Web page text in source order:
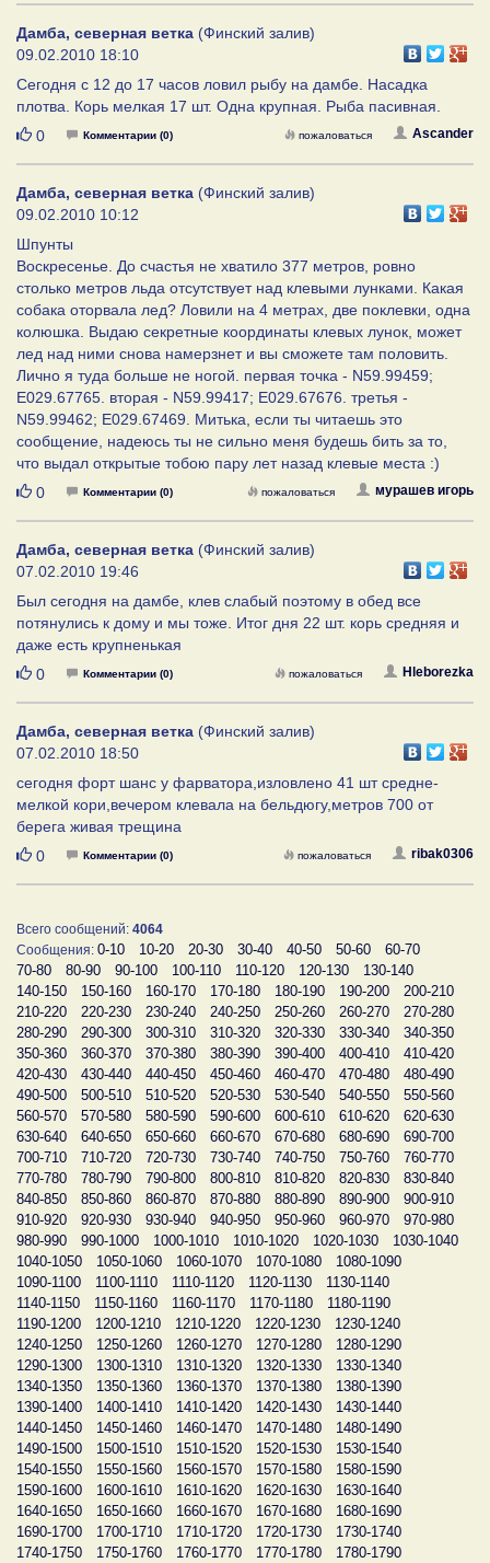
Дамба, северная ветка (Финский залив)
09.02.2010 18:10
Сегодня с 12 до 17 часов ловил рыбу на дамбе. Насадка
плотва. Корь мелкая 17 шт. Одна крупная. Рыба пасивная.
Нравится
0 Комментарии (0) Ascander
пожаловаться
Дамба, северная ветка (Финский залив)
09.02.2010 10:12
Шпунты
Воскресенье. До счастья не хватило 377 метров, ровно
столько метров льда отсутствует над клевыми лунками. Какая
собака оторвала лед? Ловили на 4 метрах, две поклевки, одна
колюшка. Выдаю секретные координаты клевых лунок, может
лед над ними снова намерзнет и вы сможете там половить.
Лично я туда больше не ногой. первая точка - N59.99459;
E029.67765. вторая - N59.99417; E029.67676. третья -
N59.99462; E029.67469. Митька, если ты читаешь это
сообщение, надеюсь ты не сильно меня будешь бить за то,
что выдал открытые тобою пару лет назад клевые места :)
Нравится
0 Комментарии (0) мурашев игорь
пожаловаться
Дамба, северная ветка (Финский залив)
07.02.2010 19:46
Был сегодня на дамбе, клев слабый поэтому в обед все
потянулись к дому и мы тоже. Итог дня 22 шт. корь средняя и
даже есть крупненькая
Нравится
0 Комментарии (0) Hleborezka
пожаловаться
Дамба, северная ветка (Финский залив)
07.02.2010 18:50
сегодня форт шанс у фарватора,изловлено 41 шт средне-
мелкой кори,вечером клевала на бельдюгу,метров 700 от
берега живая трещина
Нравится
0 Комментарии (0) ribak0306
пожаловаться
Всего сообщений: 4064
Сообщения: 0-10 10-20 20-30 30-40 40-50 50-60
60-70
70-80
80-90 90-100 100-110 110-120 120-130
130-140
140-150
150-160 160-170 170-180 180-190 190-200
200-210
210-220
220-230 230-240 240-250 250-260 260-270
270-280
280-290
290-300 300-310 310-320 320-330 330-340
340-350
350-360
360-370 370-380 380-390 390-400 400-410
410-420
420-430
430-440 440-450 450-460 460-470 470-480
480-490
490-500
500-510 510-520 520-530 530-540 540-550
550-560
560-570
570-580 580-590 590-600 600-610 610-620
620-630
630-640
640-650 650-660 660-670 670-680 680-690
690-700
700-710
710-720 720-730 730-740 740-750 750-760
760-770
770-780
780-790 790-800 800-810 810-820 820-830
830-840
840-850
850-860 860-870 870-880 880-890 890-900
900-910
910-920
920-930 930-940 940-950 950-960 960-970
970-980
980-990
990-1000 1000-1010 1010-1020 1020-1030
1030-1040
1040-1050
1050-1060 1060-1070 1070-1080
1080-1090
1090-1100
1100-1110 1110-1120 1120-1130
1130-1140
1140-1150
1150-1160 1160-1170 1170-1180
1180-1190
1190-1200
1200-1210 1210-1220 1220-1230
1230-1240
1240-1250
1250-1260 1260-1270 1270-1280
1280-1290
1290-1300
1300-1310 1310-1320 1320-1330
1330-1340
1340-1350
1350-1360 1360-1370 1370-1380
1380-1390
1390-1400
1400-1410 1410-1420 1420-1430
1430-1440
1440-1450
1450-1460 1460-1470 1470-1480
1480-1490
1490-1500
1500-1510 1510-1520 1520-1530
1530-1540
1540-1550
1550-1560 1560-1570 1570-1580
1580-1590
1590-1600
1600-1610 1610-1620 1620-1630
1630-1640
1640-1650
1650-1660 1660-1670 1670-1680
1680-1690
1690-1700
1700-1710 1710-1720 1720-1730
1730-1740
1740-1750
1750-1760 1760-1770 1770-1780
1780-1790